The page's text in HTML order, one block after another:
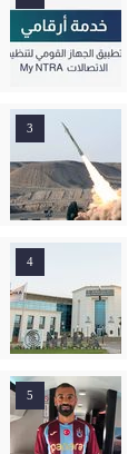
3
4
5